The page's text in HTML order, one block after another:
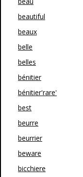
beautiful
beaux
belle
belles
bénitier
bénitier'rare'
best
beurre
beurrier
beware
bicchiere